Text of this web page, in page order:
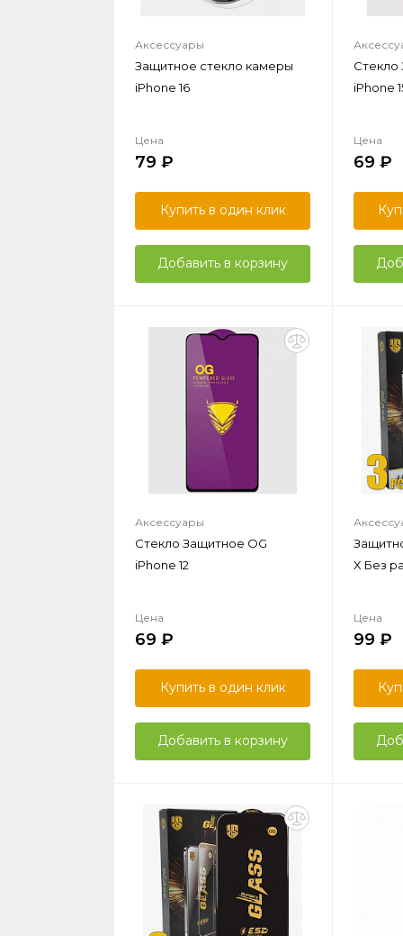
Аксессуары
Защитное стекло камеры
iPhone 16
Цена
79
Купить в один клик
Добавить в корзину
Стекло
iPhone
Цена
69
Аксессуары
Стекло Защитное OG
iPhone 12
Цена
69
Купить в один клик
Добавить в корзину
X Без
Цена
99